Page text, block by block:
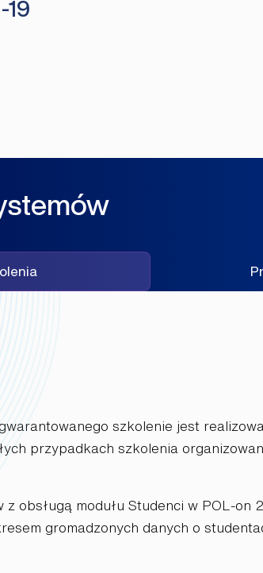
szkolenie jest
przypadkach szkolenia
obsługą modułu Studenci w POL-on
gromadzonych danych o